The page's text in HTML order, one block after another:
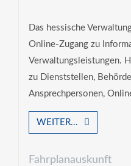
Das hessische
Online-Zugang zu
Verwaltungsleistungen.
zu Dienststellen,
Ansprechpersonen,
WEITER...
Fahrplanauskunft